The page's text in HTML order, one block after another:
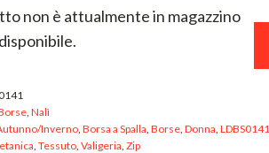
non è attualmente in magazzino
Nalì
Inverno Borsa a Spalla Borse Donna LDBS0141
Tessuto Valigeria Zip